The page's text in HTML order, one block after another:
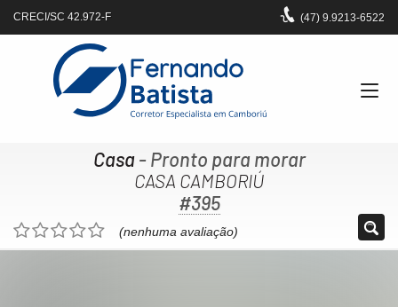
CRECI/SC 42.972-F (47) 9.9213-6522
Casa- Pronto para morar
CASA CAMBORIÚ
#395
(nenhuma avaliação)